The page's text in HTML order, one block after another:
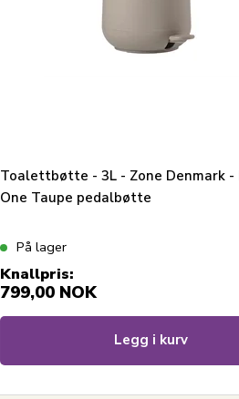
Toalettbøtte - 3L - Zone Denmark -
One Taupe pedalbøtte
På lager
Knallpris:
799,00 NOK
Legg i kurv